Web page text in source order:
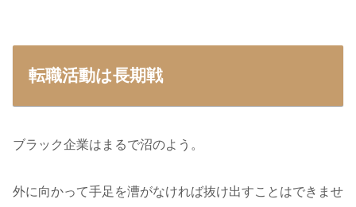
転職活動は長期戦
ブラック企業はまるで沼のよう。
外に向かって手足を漕がなければ抜け出すことはできませ